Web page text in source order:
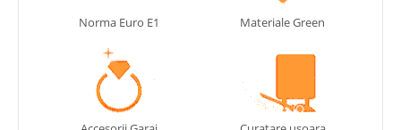
Norma Euro E1 Materiale Green